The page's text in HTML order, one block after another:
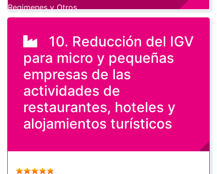
10. Reducción del IGV
para micro y pequeñas
empresas de las
actividades de
restaurantes, hoteles y
alojamientos turísticos
Regimenes y Otros